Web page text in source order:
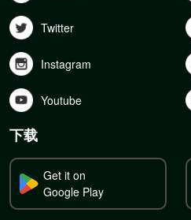
Twitter
Instagram
Youtube
下载
Get it on
Google Play